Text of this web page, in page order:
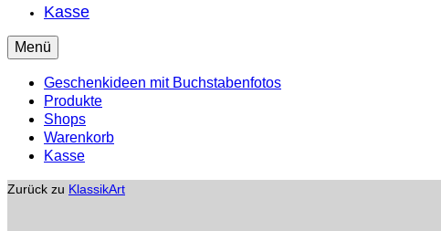
Kasse
Menü
Geschenkideen mit Buchstabenfotos
Produkte
Shops
Warenkorb
Kasse
Zurück zu KlassikArt